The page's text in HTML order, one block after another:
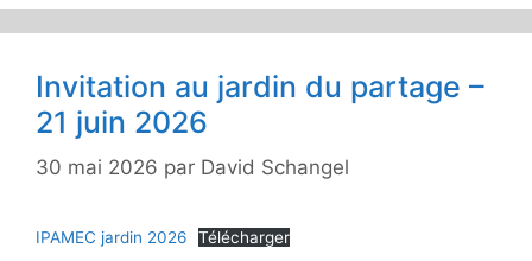
Invitation au jardin du partage –
21 juin 2026
30 mai 2026 par David Schangel
IPAMEC jardin 2026 Télécharger